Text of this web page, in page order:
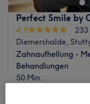
Perfect Smile by
4,9
Diemershalde,
Zahnaufhellung -
Behandlungen
50 Min.